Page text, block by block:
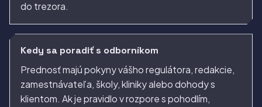
do trezora.
Kedy sa poradiť s odborníkom
Prednosť majú pokyny vášho regulátora, redakcie,
zamestnávateľa, školy, kliniky alebo dohody s
klientom. Ak je pravidlo v rozpore s pohodlím,